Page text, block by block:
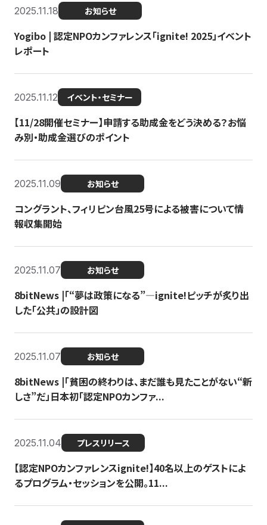
2025.11.18 お知らせ
Yogibo | 認定NPOカンファレンス「ignite! 2025」イベント
レポート
2025.11.12 イベント・セミナー
【11/28開催セミナー】申請する助成金をどう決める？お悩
み別・助成金選びのポイント
2025.11.09 お知らせ
コングラント、フィリピン台風25号による被害について情
報収集開始
2025.11.07 お知らせ
8bitNews |「“夢は政策になる”—ignite!ピッチが炙り出
した「公共」の設計図
2025.11.07 お知らせ
8bitNews |「貧困の終わりは、まだ誰も見たことがない“新
しさ”だ」日本初「認定NPOカンファ...
2025.11.04 プレスリリース
【認定NPOカンファレンスignite!】40名以上のゲストによ
るプログラム・セッションを公開。11...